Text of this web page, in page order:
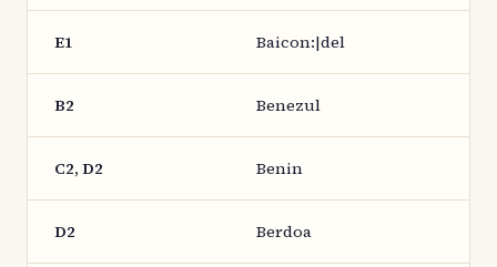
E1 Baicon:|del
B2 Benezul
C2, D2 Benin
D2 Berdoa